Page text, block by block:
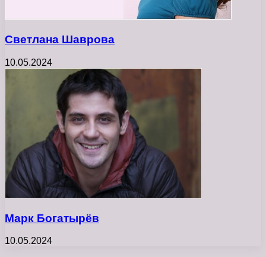
Светлана Шаврова
10.05.2024
Марк Богатырёв
10.05.2024